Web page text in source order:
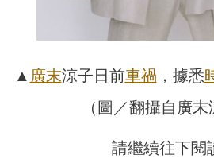
▲ 廣末涼子日前車禍 ，據悉
（圖／翻攝自廣末
請繼續往下